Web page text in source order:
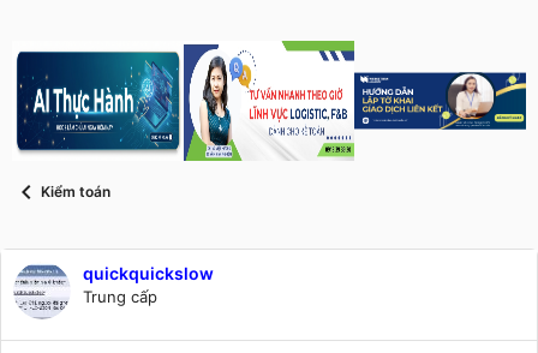
e
a
d
s
a
r
ử
Kiểm toán
quickquickslow
Trung cấp